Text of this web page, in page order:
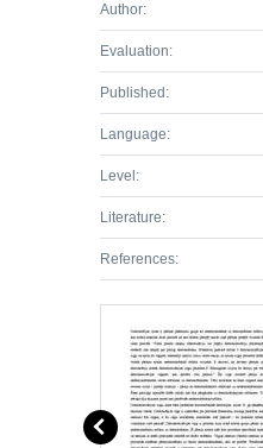
Author:
Evaluation:
Published:
Language:
Level:
Literature:
References: